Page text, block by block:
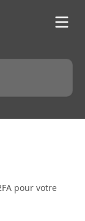
pour votre